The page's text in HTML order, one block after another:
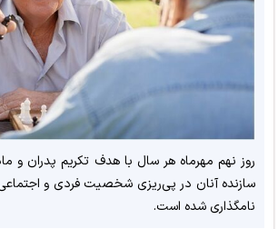
روز نهم مهرماه هر سال با هدف تکریم پدران و
سازنده آنان در پی‌ریزی شخصیت فردی و اجتماعی
نامگذاری شده است.